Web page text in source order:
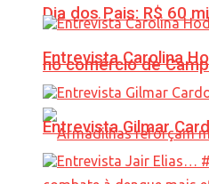
Dia dos Pais: R$ 60
no comércio de
Entrevista Carolina
Entrevista Gilmar